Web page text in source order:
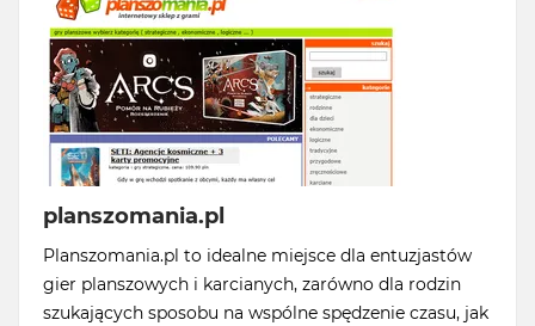
planszomania.pl
Planszomania.pl to idealne miejsce dla entuzjastów
gier planszowych i karcianych, zarówno dla rodzin
szukających sposobu na wspólne spędzenie czasu, jak